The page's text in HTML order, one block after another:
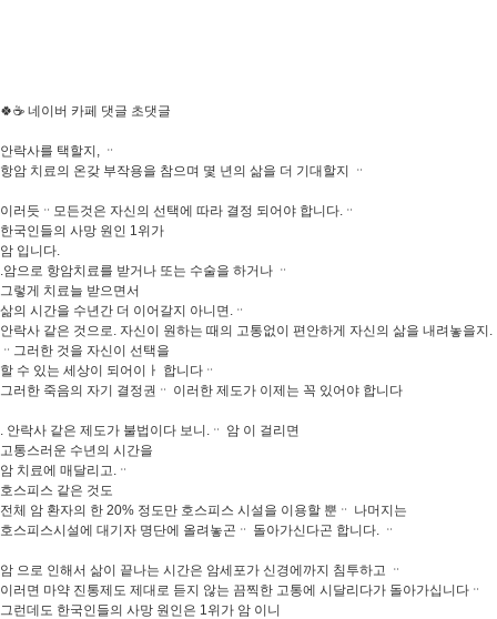
🍀☕ 네이버 카페 댓글 초댓글
안락사를 택할지, ᆢ
항암 치료의 온갖 부작용을 참으며 몇 년의 삶을 더 기대할지 ᆢ
이러듯ᆢ모든것은 자신의 선택에 따라 결정 되어야 합니다.ᆢ
한국인들의 사망 원인 1위가
암 입니다.
.암으로 항암치료를 받거나 또는 수술을 하거나 ᆢ
그렇게 치료늘 받으면서
삶의 시간을 수년간 더 이어갈지 아니면.ᆢ
안락사 같은 것으로. 자신이 원하는 때의 고통없이 편안하게 자신의 삶을 내려놓을지.
ᆢ그러한 것을 자신이 선택을
할 수 있는 세상이 되어이ㅏ 합니다ᆢ
그러한 죽음의 자기 결정권ᆢ 이러한 제도가 이제는 꼭 있어야 합니다
. 안락사 같은 제도가 불법이다 보니.ᆢ 암 이 걸리면
고통스러운 수년의 시간을
암 치료에 매달리고.ᆢ
호스피스 같은 것도
전체 암 환자의 한 20% 정도만 호스피스 시설을 이용할 뿐ᆢ 나머지는
호스피스시설에 대기자 명단에 올려놓곤ᆢ 돌아가신다곤 합니다. ᆢ
암 으로 인해서 삶이 끝나는 시간은 암세포가 신경에까지 침투하고 ᆢ
이러면 마약 진통제도 제대로 듣지 않는 끔찍한 고통에 시달리다가 돌아가십니다ᆢ
그런데도 한국인들의 사망 원인은 1위가 암 이니